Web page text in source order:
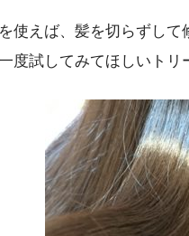
使えば、髪を切らずし
度試してみてほしいトリ